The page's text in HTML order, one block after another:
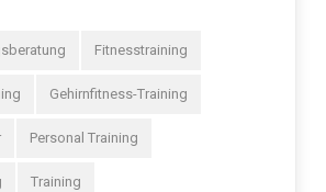
Fitnesstraining
Gehirnfitness-Training
Personal Training
Training